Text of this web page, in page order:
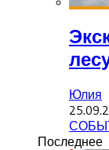
Юлия
Последнее